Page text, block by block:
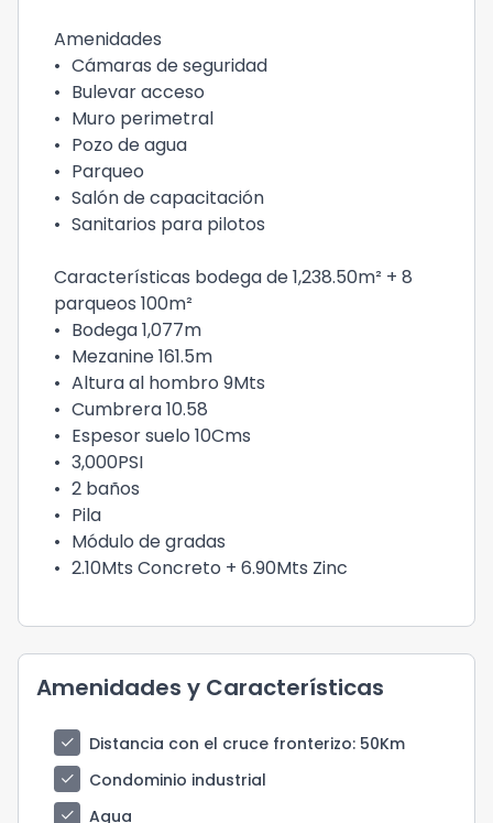
Amenidades
• Cámaras de seguridad
• Bulevar acceso
• Muro perimetral
• Pozo de agua
• Parqueo
• Salón de capacitación
• Sanitarios para pilotos
Características bodega de 1,238.50m² + 8
parqueos 100m²
• Bodega 1,077m
• Mezanine 161.5m
• Altura al hombro 9Mts
• Cumbrera 10.58
• Espesor suelo 10Cms
• 3,000PSI
• 2 baños
• Pila
• Módulo de gradas
• 2.10Mts Concreto + 6.90Mts Zinc
Amenidades y Características
check Distancia con el cruce fronterizo: 50Km
check
Condominio industrial
check
Agua